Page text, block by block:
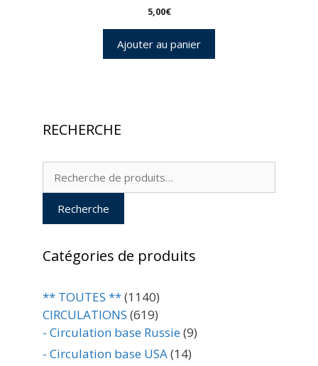
5,00€
Ajouter au panier
RECHERCHE
Recherche
Recherche
Catégories de produits
** TOUTES **(1140)
CIRCULATIONS (619)
- Circulation base Russie(9)
- Circulation base USA(14)